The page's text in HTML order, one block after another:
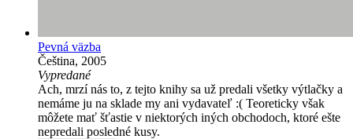
Pevná väzba
Čeština, 2005
Vypredané
Ach, mrzí nás to, z tejto knihy sa už predali všetky výtlačky a
nemáme ju na sklade my ani vydavateľ :( Teoreticky však
môžete mať šťastie v niektorých iných obchodoch, ktoré ešte
nepredali posledné kusy.